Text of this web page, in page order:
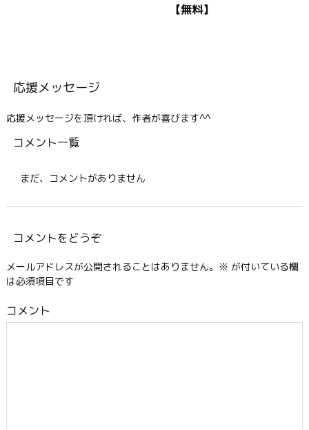
【無料】
応援メッセージ
応援メッセージを頂ければ、作者が喜びます^^
コメント一覧
まだ、コメントがありません
コメントをどうぞ
メールアドレスが公開されることはありません。 ※ が付いている欄
は必須項目です
コメント